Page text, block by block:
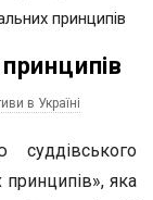
принципів
в Україні
яка